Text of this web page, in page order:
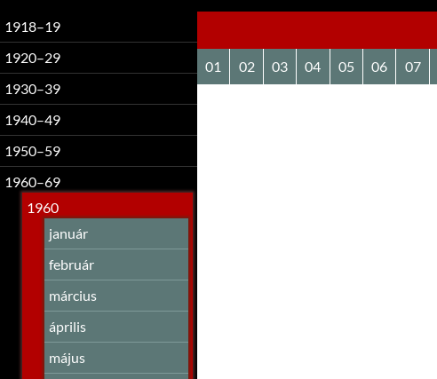
01 02 03 04 05 06 07
1918–19
1920–29
1930–39
1940–49
1950–59
1960–69
1960
január
február
március
április
május